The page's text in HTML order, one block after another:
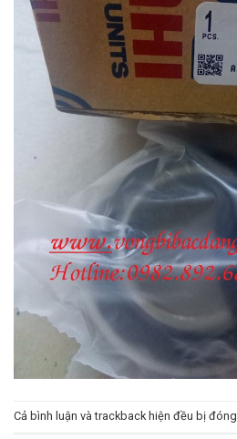
Cả bình luận và trackback hiện đều bị đóng.